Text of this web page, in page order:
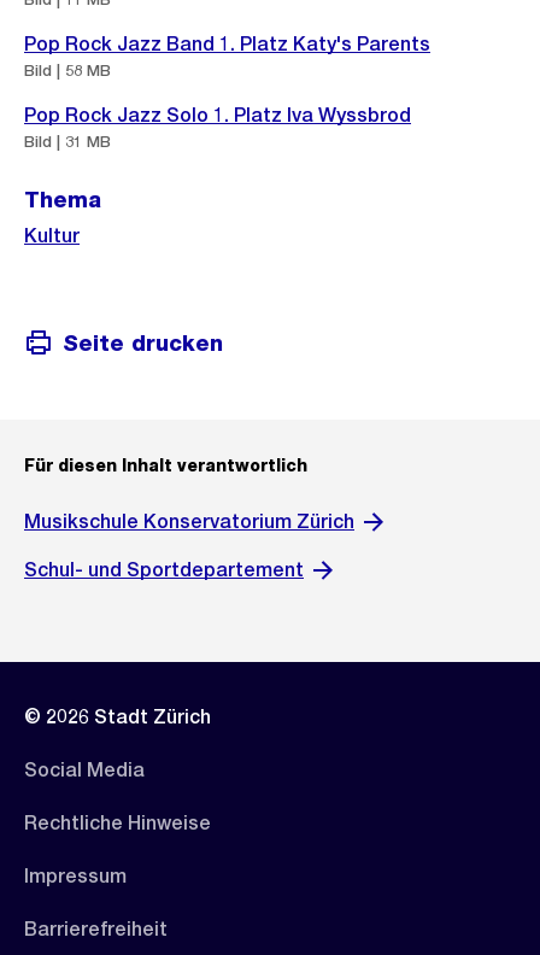
Pop Rock Jazz Band 1. Platz Katy's Parents
Bild | 58 MB
Pop Rock Jazz Solo 1. Platz Iva Wyssbrod
Bild | 31 MB
Thema
Kultur
Seite drucken
Für diesen Inhalt verantwortlich
Musikschule Konservatorium Zürich
Schul- und Sportdepartement
© 2026 Stadt Zürich
Social Media
Rechtliche Hinweise
Impressum
Barrierefreiheit